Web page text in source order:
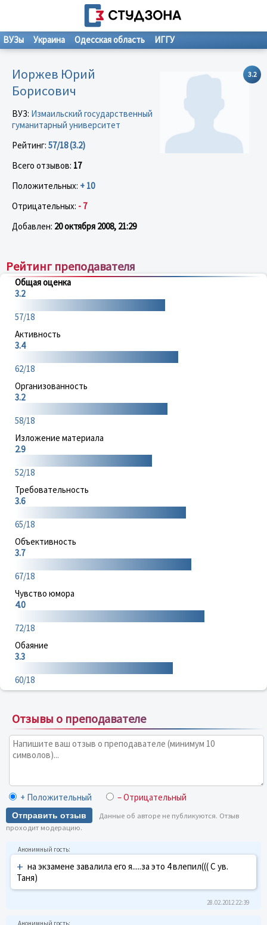
ВУЗы Украина Одесская область ИГГУ
3.2
Иоржев Юрий
Борисович
ВУЗ: Измаильский государственный
гуманитарный университет
Рейтинг: 57/18 (3.2)
Всего отзывов: 17
Положительных: + 10
Отрицательных: - 7
Добавлен: 20 октября 2008, 21:29
Рейтинг преподавателя
Общая оценка
3.2
57/18
Активность
3.4
62/18
Организованность
3.2
58/18
Изложение материала
2.9
52/18
Требовательность
3.6
65/18
Объективность
3.7
67/18
Чувство юмора
4.0
72/18
Обаяние
3.3
60/18
Отзывы о преподавателе
+ Положительный – Отрицательный
Отправить отзыв
Данные об авторе не публикуются. Отзыв
проходит модерацию.
+ на экзамене завалила его я.....за это 4 влепил((( С ув.
Таня)
28.02.2012 22:39